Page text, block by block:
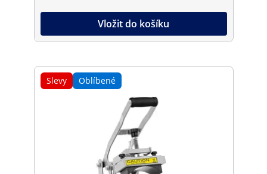
Vložit do košíku
Slevy Oblíbené